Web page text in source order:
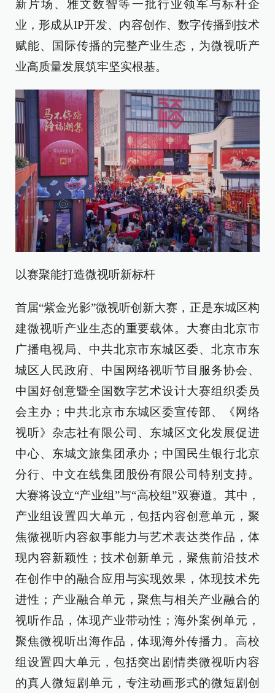
新片场、雅文数智等一批行业领军与标杆企
业，形成从IP开发、内容创作、数字传播到技术
赋能、国际传播的完整产业生态，为微视听产
业高质量发展筑牢坚实根基。
以赛聚能打造微视听新标杆
首届“紫金光影”微视听创新大赛，正是东城区构
建微视听产业生态的重要载体。大赛由北京市
广播电视局、中共北京市东城区委、北京市东
城区人民政府、中国网络视听节目服务协会、
中国好创意暨全国数字艺术设计大赛组织委员
会主办；中共北京市东城区委宣传部、《网络
视听》杂志社有限公司、东城区文化发展促进
中心、东城文旅集团承办；中国民生银行北京
分行、中文在线集团股份有限公司特别支持。
大赛将设立“产业组”与“高校组”双赛道。其中，
产业组设置四大单元，包括内容创意单元，聚
焦微视听内容叙事能力与艺术表达类作品，体
现内容新颖性；技术创新单元，聚焦前沿技术
在创作中的融合应用与实现效果，体现技术先
进性；产业融合单元，聚焦与相关产业融合的
视听作品，体现产业带动性；海外案例单元，
聚焦微视听出海作品，体现海外传播力。高校
组设置四大单元，包括突出剧情类微视听内容
的真人微短剧单元，专注动画形式的微短剧创